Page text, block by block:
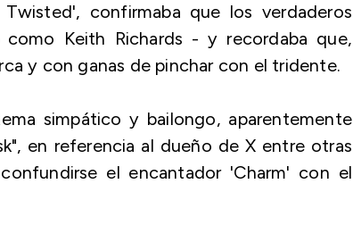
confirmaba que los verdaderos
Keith Richards - y recordaba que,
y con ganas de pinchar con el tridente.
simpático y bailongo, aparentemente
en referencia al dueño de X entre otras
el encantador 'Charm' con el